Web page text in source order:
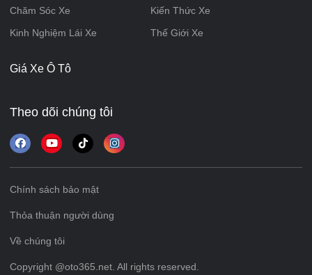
Chăm Sóc Xe
Kinh Nghiệm Lái Xe
Kiến Thức Xe
Thế Giới Xe
Giá Xe Ô Tô
Theo dõi chúng tôi
Chính sách bảo mật
Thỏa thuận người dùng
Về chúng tôi
Copyright @oto365.net. All rights reserved.